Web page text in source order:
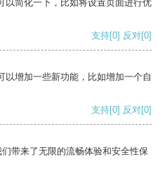
以简化一下，比如将设置页面进行优
支持[0] 反对[0]
以增加一些新功能，比如增加一个自
支持[0] 反对[0]
带来了无限的流畅体验和安全性保